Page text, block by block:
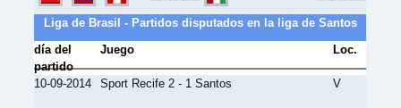
Liga de Brasil - Partidos disputados en la liga de Santos
día del
partido
Juego Loc.
10-09-2014 Sport Recife 2 - 1 Santos V